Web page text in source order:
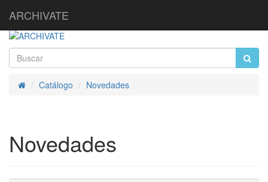
ARCHIVATE
InicioCatálogo Novedades
Novedades